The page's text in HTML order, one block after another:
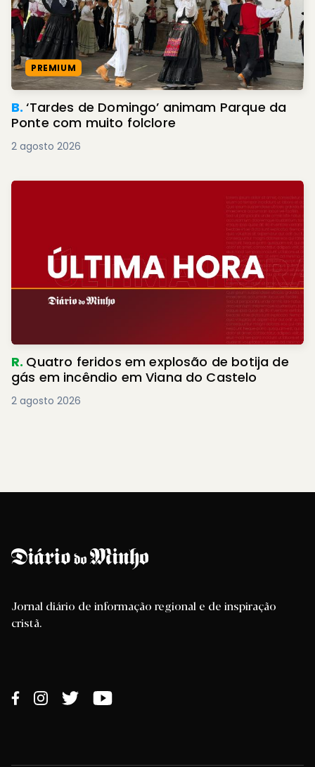
PREMIUM
B.‘Tardes de Domingo’ animam Parque da
Ponte com muito folclore
2 agosto 2026
R. Quatro feridos em explosão de botija de
gás em incêndio em Viana do Castelo
2 agosto 2026
Jornal diário de informação regional e de inspiração
cristã.